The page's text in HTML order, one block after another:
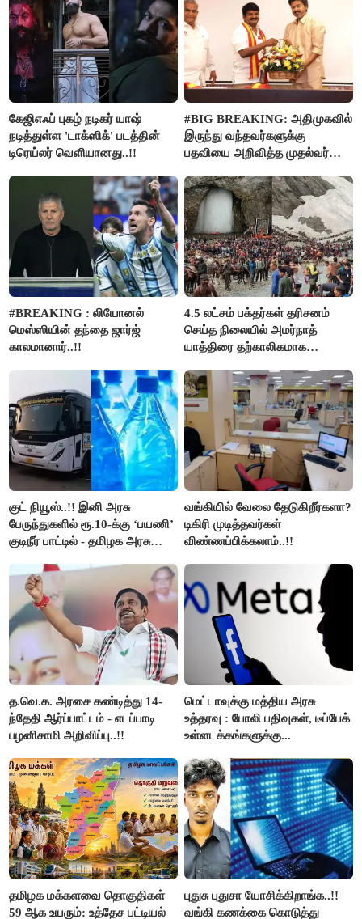
கேஜிஎஃப் புகழ் நடிகர் யாஷ்
நடித்துள்ள 'டாக்‌ஸிக்' படத்தின்
டிரெய்லர் வெளியானது..!!
#BIG BREAKING: அதிமுகவில்
இருந்து வந்தவர்களுக்கு
பதவியை அறிவித்த முதல்வர்
#BREAKING : லியோனல்
மெஸ்ஸியின் தந்தை ஜார்ஜ்
காலமானார்..!!
4.5 லட்சம் பக்தர்கள் தரிசனம்
செய்த நிலையில் அமர்நாத்
யாத்திரை தற்காலிகமாக
குட் நியூஸ்..!! இனி அரசு
பேருந்துகளில் ரூ.10-க்கு ‘பயணி’
குடிநீர் பாட்டில் - தமிழக அரசு
வங்கியில் வேலை தேடுகிறீர்களா?
டிகிரி முடித்தவர்கள்
விண்ணப்பிக்கலாம்..!!
த.வெ.க. அரசை கண்டித்து 14-
ந்தேதி ஆர்ப்பாட்டம் - எடப்பாடி
பழனிசாமி அறிவிப்பு..!!
மெட்டாவுக்கு மத்திய அரசு
உத்தரவு : போலி பதிவுகள், டீப்பேக்
உள்ளடக்கங்களுக்கு...
தமிழக மக்களவை தொகுதிகள்
59 ஆக உயரும்: உத்தேச பட்டியல்
புதுசு புதுசா யோசிக்கிறாங்க..!!
வங்கி கணக்கை கொடுத்து